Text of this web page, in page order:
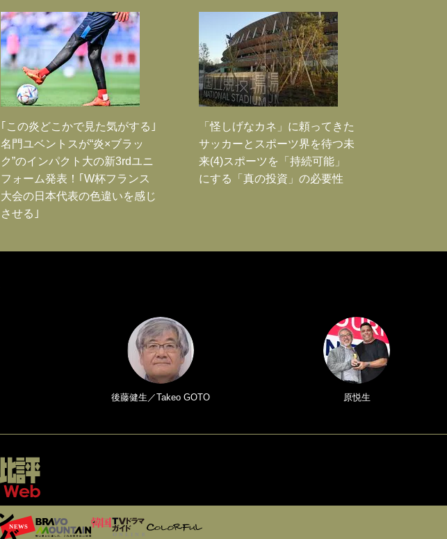
｢この炎どこかで見た気がする｣
名門ユベントスが“炎×ブラッ
ク”のインパクト大の新3rdユニ
フォーム発表！｢W杯フランス
大会の日本代表の色違いを感じ
させる｣
「怪しげなカネ」に頼ってきた
サッカーとスポーツ界を待つ未
来(4)スポーツを「持続可能」
にする「真の投資」の必要性
後藤健生／Takeo GOTO 原悦生